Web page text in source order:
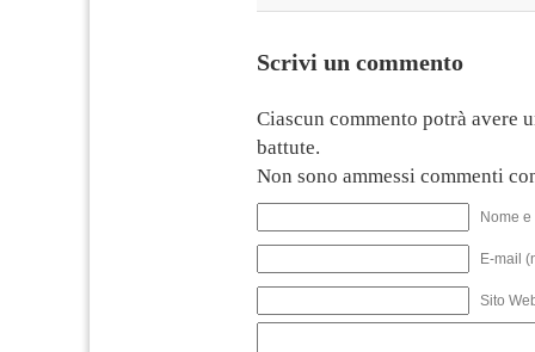
Scrivi un commento
Ciascun commento potrà avere
battute.
Non sono ammessi commenti
Nome
E-mail
Sito